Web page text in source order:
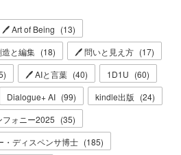
🖊 Art of Being (13)
と編集 (18) 🖊 問いと見え方 (17)
) 🖊 AIと言葉 (40) 1D1U (60)
Dialogue+ AI (99) kindle出版 (24)
フォニー2025 (35)
・ディスペンサ博士 (185)